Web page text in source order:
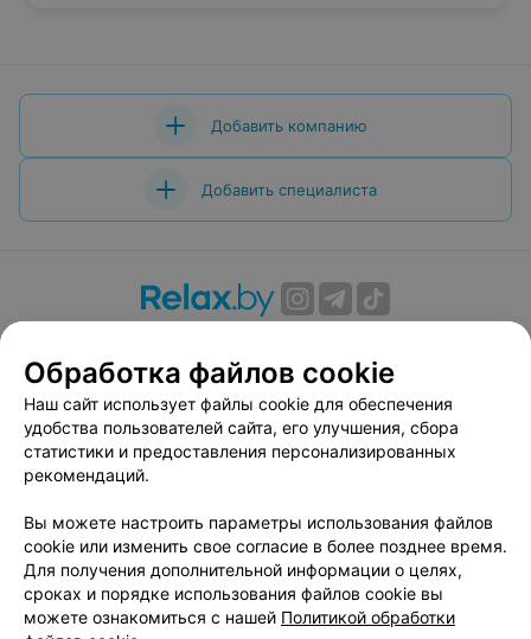
Добавить компанию
Добавить специалиста
Вакансии
Публичный договор
Способы оплаты
Публичный договор по использованию сервиса
«Афиша»
Пользовательское соглашение
Связаться по вопросам сотрудничества
Написать руководителю relax.by
Персональные настройки cookie
Обработка персональных данных
Обработка файлов cookie
Наш сайт использует файлы cookie для обеспечения
удобства пользователей сайта, его улучшения, сбора
статистики и предоставления персонализированных
рекомендаций.
Вы можете настроить параметры использования файлов
cookie или изменить свое согласие в более позднее время.
Для получения дополнительной информации о целях,
сроках и порядке использования файлов cookie вы
можете ознакомиться с нашей Политикой обработки